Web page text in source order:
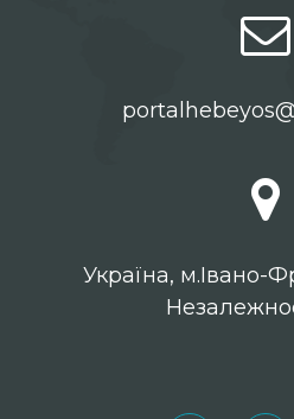
Українa, м.Івано-